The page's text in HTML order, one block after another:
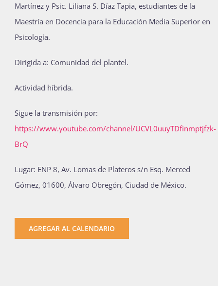
Martínez y Psic. Liliana S. Díaz Tapia, estudiantes de la
Maestría en Docencia para la Educación Media Superior en
Psicología.
Dirigida a: Comunidad del plantel.
Actividad híbrida.
Sigue la transmisión por:
https://www.youtube.com/channel/UCVL0uuyTDfinmptjfzk-
BrQ
Lugar: ENP 8, Av. Lomas de Plateros s/n Esq. Merced
Gómez, 01600, Álvaro Obregón, Ciudad de México.
AGREGAR AL CALENDARIO